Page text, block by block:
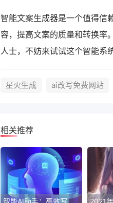
智能文案生成器是一个值得信
容，提高文案的质量和转换率
人士，不妨来试试这个智能系统
星火生成 ai改写免费网站
相关推荐
智能AI助手：高效写作新利器